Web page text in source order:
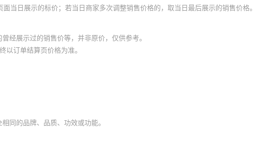
当日展示的标价；若当日商家多次调整销售价格的，取当日最后展示的销售价格。
经展示过的销售价等，并非原价，仅供参考。
订单结算页价格为准。
同的品牌、品质、功效或功能。